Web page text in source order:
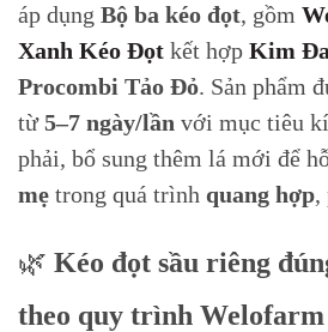
áp dụng Bộ ba kéo đọt, gồm
Xanh Kéo Đọt kết hợp Kim
Procombi Tảo Đỏ. Sản phẩm
từ5–7 ngày/lần với mục tiêu
phải, bổ sung thêm lá mới để
mẹ trong quá trình quang hợp,
🌿 Kéo đọt sầu riêng
theo quy trình Welofarm